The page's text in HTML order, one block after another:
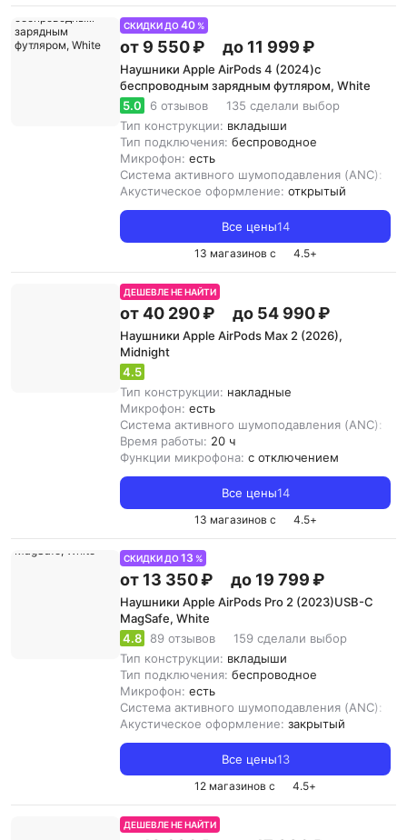
СКИДКИ ДО40 %
от 9 550 ₽ до 11 999 ₽
Наушники Apple AirPods 4 (2024)с
беспроводным зарядным футляром, White
5.0
6 отзывов
135 сделали выбор
Тип конструкции: вкладыши
Тип подключения: беспроводное
Микрофон: есть
Система активного шумоподавления (ANC):
Акустическое оформление: открытый
Все цены14
13 магазинов с 4.5+
ДЕШЕВЛЕ НЕ НАЙТИ
от 40 290 ₽ до 54 990 ₽
Наушники Apple AirPods Max 2 (2026),
Midnight
4.5
Тип конструкции: накладные
Микрофон: есть
Система активного шумоподавления (ANC):
Время работы: 20 ч
Функции микрофона: с отключением
Все цены14
13 магазинов с 4.5+
СКИДКИ ДО13 %
от 13 350 ₽ до 19 799 ₽
Наушники Apple AirPods Pro 2 (2023)USB-C
MagSafe, White
4.8
89 отзывов
159 сделали выбор
Тип конструкции: вкладыши
Тип подключения: беспроводное
Микрофон: есть
Система активного шумоподавления (ANC):
Акустическое оформление: закрытый
Все цены13
12 магазинов с 4.5+
ДЕШЕВЛЕ НЕ НАЙТИ